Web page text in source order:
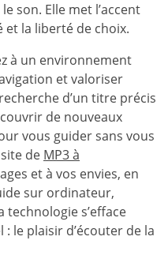
son. Elle met l’accent
et la liberté de choix.
à un environnement
et valoriser
d’un titre précis
de nouveaux
vous guider sans vous
de MP3 à
et à vos envies, en
sur ordinateur,
s’efface
: le plaisir d’écouter de la